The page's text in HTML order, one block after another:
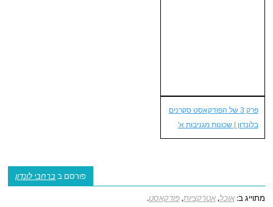
פרק 3 של הפודקאסט סקרנים
בלונדון | שכונות מגניבות א'
סיורים מושקעים בעברית
פורסם ב ברחבי לונדון
מתוייג ב:אוכל,אטרקציות,פודקאסט.